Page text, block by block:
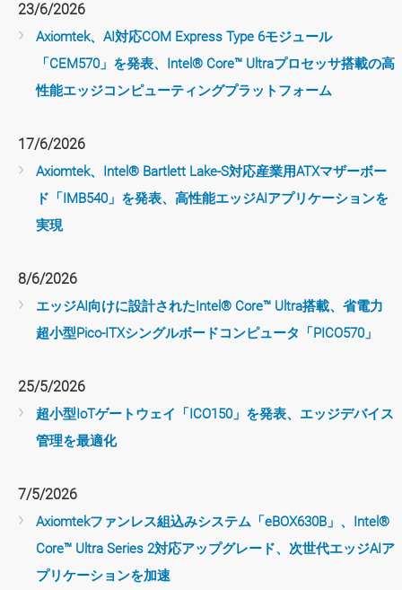
23/6/2026
Axiomtek、AI対応COM Express Type 6モジュール
「CEM570」を発表、Intel® Core™ Ultraプロセッサ搭載の高
性能エッジコンピューティングプラットフォーム
17/6/2026
Axiomtek、Intel® Bartlett Lake-S対応産業用ATXマザーボー
ド「IMB540」を発表、高性能エッジAIアプリケーションを
実現
8/6/2026
エッジAI向けに設計されたIntel® Core™ Ultra搭載、省電力
超小型Pico-ITXシングルボードコンピュータ「PICO570」
25/5/2026
超小型IoTゲートウェイ「ICO150」を発表、エッジデバイス
管理を最適化
7/5/2026
Axiomtekファンレス組込みシステム「eBOX630B」、Intel®
Core™ Ultra Series 2対応アップグレード、次世代エッジAIア
プリケーションを加速